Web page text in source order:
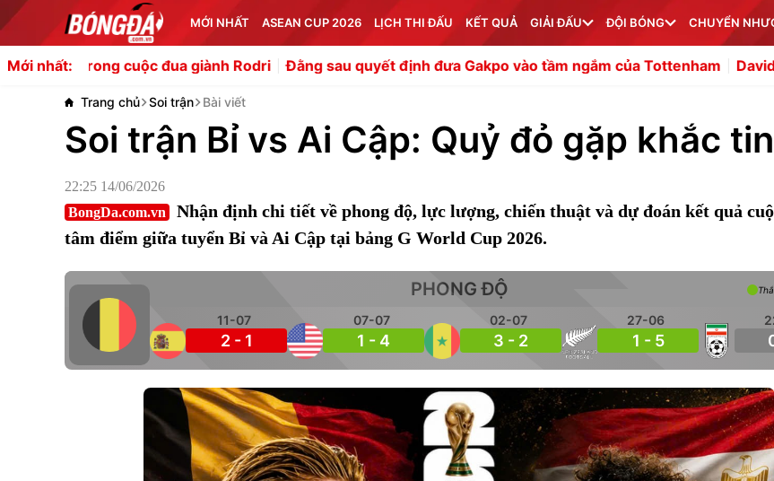
MỚI NHẤT ASEAN CUP 2026 LỊCH THI ĐẤU KẾT QUẢ GIẢI ĐẤU ĐỘI BÓNG CHUYỂN
Mới nhất:
cuộc đua giành Rodri Đằng sau quyết định đưa Gakpo vào tầm ngắm của Tottenham David Ornstein
Trang chủ Soi trận Bài viết
Soi trận Bỉ vs Ai Cập: Quỷ đỏ gặp khắc
22:25 14/06/2026
BongDa.com.vn
Nhận định chi tiết về phong độ, lực lượng, chiến thuật và dự đoán kết quả
tâm điểm giữa tuyển Bỉ và Ai Cập tại bảng G World Cup 2026.
PHONG ĐỘ
11-07
2 - 1
07-07
1 - 4
02-07
3 - 2
27-06
1 - 5